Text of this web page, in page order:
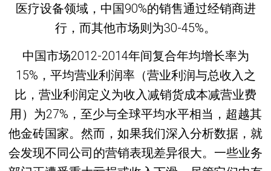
医疗设备领域，中国90%的销售通过经销商进
行，而其他市场则为30-45%。
中国市场2012-2014年间复合年均增长率为
15%，平均营业利润率（营业利润与总收入之
比，营业利润定义为收入减销货成本减营业费
用）为27%，至少与全球平均水平相当，超越其
他金砖国家。然而，如果我们深入分析数据，就
会发现不同公司的营销表现差异很大。一些业务